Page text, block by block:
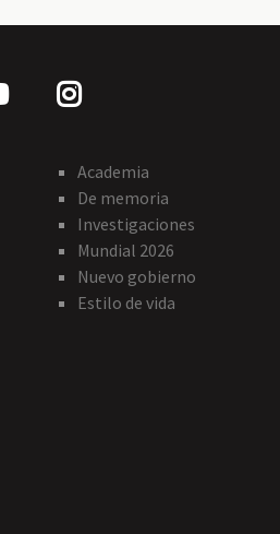
Academia
De memoria
Investigaciones
Mundial 2026
Nuevo gobierno
Estilo de vida